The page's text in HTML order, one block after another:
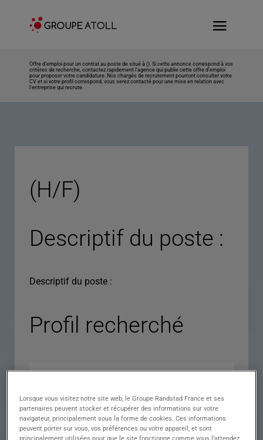
Offre d’emploi pour un contrat au poste de situé à (). Si cette annonce correspond à vos
critères de recherche, contactez rapidement l’agence qui publie cette offre d’emploi
pour proposer votre candidature. Nos chargés de recrutement pourront consulter votre
CV et si votre profil correspond, vous serez contacté pour une mise en relation avec
l’entreprise qui recrute.
(H/F)
Descriptif du poste :
Descriptif du poste :
Profil recherché
Lorsque vous visitez notre site web, le Groupe Randstad France et ses
partenaires peuvent stocker et récupérer des informations sur votre
navigateur, principalement sous la forme de cookies. Ces informations
peuvent porter sur vous, vos préférences ou votre appareil, et sont
principalement utilisées pour que le site fonctionne comme vous l’attendez,